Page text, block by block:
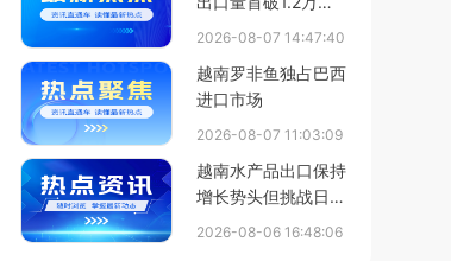
创历史新高，7月海
13%破纪录
2026-08-07 14:47:40
越南罗非鱼独占巴西
进口市场
2026-08-07 11:03:09
越南水产品出口保持
增长势头但挑战日益
凸显
2026-08-06 16:48:06